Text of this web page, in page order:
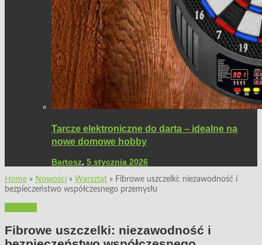
Tarcze elektroniczne do darta – idealne na
nowe domowe hobby
Bartosz, 5 stycznia 2026
Home » Nowości » Warsztat » Fibrowe uszczelki: niezawodność i
bezpieczeństwo współczesnego przemysłu
Fibrowe uszczelki: niezawodność i